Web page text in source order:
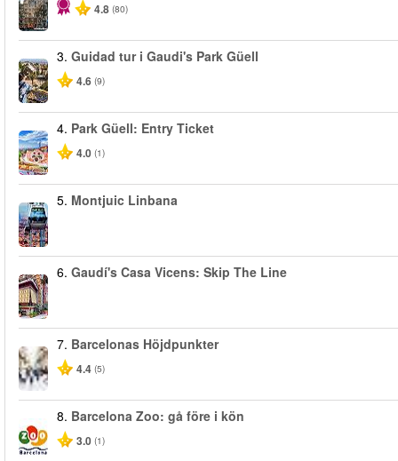
4.8 (80)
3. Guidad tur i Gaudi's Park Güell
4.6 (9)
4. Park Güell: Entry Ticket
4.0 (1)
5. Montjuic Linbana
6. Gaudí's Casa Vicens: Skip The Line
7. Barcelonas Höjdpunkter
4.4 (5)
8. Barcelona Zoo: gå före i kön
3.0 (1)